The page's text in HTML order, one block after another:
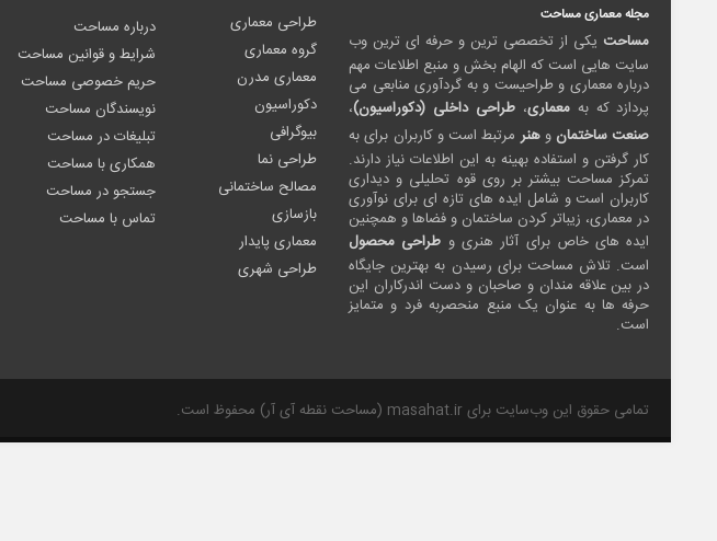
مجله معماری مساحت
مساحت یکی از تخصصی ترین و حرفه ای ترین وب
سایت هایی است که الهام بخش و منبع اطلاعات مهم
درباره معماری و طراحیست و به گردآوری منابعی می
پردازد که بهمعماری،طراحی داخلی (دکوراسیون)،
صنعت ساختمان وهنرمرتبط است و کاربران برای به
کار گرفتن و استفاده بهینه به این اطلاعات نیاز دارند.
تمرکز مساحت بیشتر بر روی قوه تحلیلی و دیداری
کاربران است و شامل ایده های تازه ای برای نوآوری
در معماری، زیباتر کردن ساختمان و فضاها و همچنین
ایده های خاص برای آثار هنری و طراحی محصول
است. تلاش مساحت برای رسیدن به بهترین جایگاه
در بین علاقه مندان و صاحبان و دست اندرکاران این
حرفه ها به عنوان یک منبع منحصربه فرد و متمایز
است.
طراحی معماری
گروه معماری
معماری مدرن
دکوراسیون
بیوگرافی
طراحی نما
مصالح ساختمانی
بازسازی
معماری پایدار
طراحی شهری
درباره مساحت
شرایط و قوانین مساحت
حریم خصوصی مساحت
نویسندگان مساحت
تبلیغات در مساحت
همکاری با مساحت
جستجو در مساحت
تماس با مساحت
تمامی حقوق این وب‌سایت برای masahat.ir (مساحت نقطه آی آر) محفوظ است.